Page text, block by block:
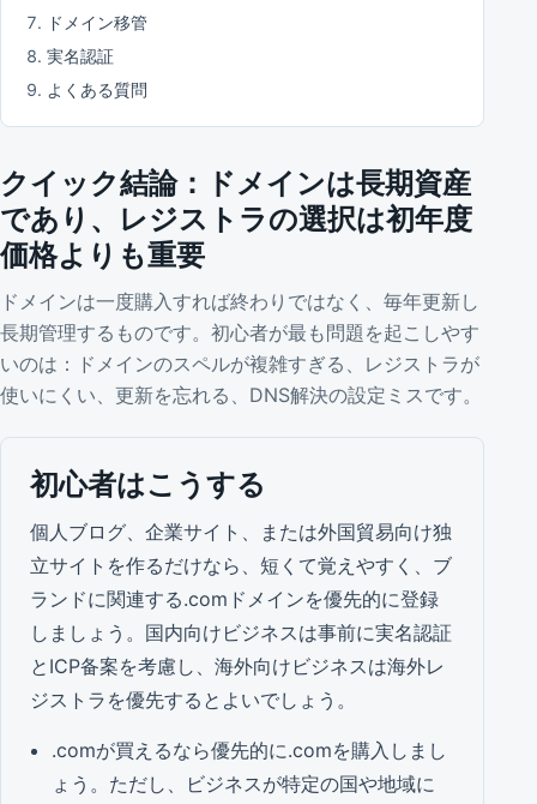
ドメイン移管
実名認証
よくある質問
クイック結論：ドメインは長期資産
であり、レジストラの選択は初年度
価格よりも重要
ドメインは一度購入すれば終わりではなく、毎年更新し
長期管理するものです。初心者が最も問題を起こしやす
いのは：ドメインのスペルが複雑すぎる、レジストラが
使いにくい、更新を忘れる、DNS解決の設定ミスです。
初心者はこうする
個人ブログ、企業サイト、または外国貿易向け独
立サイトを作るだけなら、短くて覚えやすく、ブ
ランドに関連する.comドメインを優先的に登録
しましょう。国内向けビジネスは事前に実名認証
とICP备案を考慮し、海外向けビジネスは海外レ
ジストラを優先するとよいでしょう。
.comが買えるなら優先的に.comを購入しまし
ょう。ただし、ビジネスが特定の国や地域に